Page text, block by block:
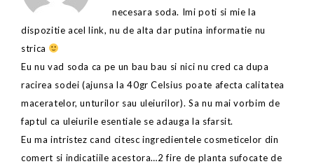
necesara soda. Imi poti si mie la
dispozitie acel link, nu de alta dar putina informatie nu
strica
Eu nu vad soda ca pe un bau bau si nici nu cred ca dupa
racirea sodei (ajunsa la 40gr Celsius poate afecta calitatea
maceratelor, unturilor sau uleiurilor). Sa nu mai vorbim de
faptul ca uleiurile esentiale se adauga la sfarsit.
Eu ma intristez cand citesc ingredientele cosmeticelor din
comert si indicatiile acestora…2 fire de planta sufocate de